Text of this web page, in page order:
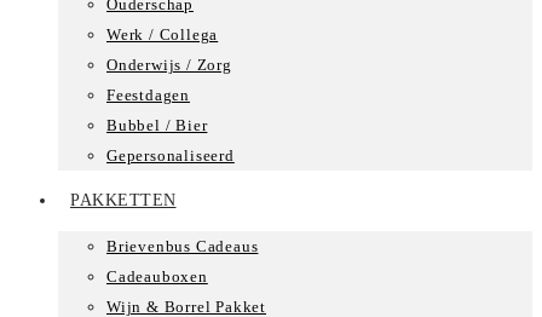
Ouderschap
Werk / Collega
Onderwijs / Zorg
Feestdagen
Bubbel / Bier
Gepersonaliseerd
PAKKETTEN
Brievenbus Cadeaus
Cadeauboxen
Wijn & Borrel Pakket